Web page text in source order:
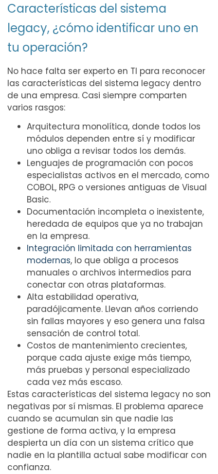
Características del sistema
legacy, ¿cómo identificar uno en
tu operación?
No hace falta ser experto en TI para reconocer
las características del sistema legacy dentro
de una empresa. Casi siempre comparten
varios rasgos:
Arquitectura monolítica, donde todos los
módulos dependen entre sí y modificar
uno obliga a revisar todos los demás.
Lenguajes de programación con pocos
especialistas activos en el mercado, como
COBOL, RPG o versiones antiguas de Visual
Basic.
Documentación incompleta o inexistente,
heredada de equipos que ya no trabajan
en la empresa.
Integración limitada con herramientas
modernas, lo que obliga a procesos
manuales o archivos intermedios para
conectar con otras plataformas.
Alta estabilidad operativa,
paradójicamente. Llevan años corriendo
sin fallas mayores y eso genera una falsa
sensación de control total.
Costos de mantenimiento crecientes,
porque cada ajuste exige más tiempo,
más pruebas y personal especializado
cada vez más escaso.
Estas características del sistema legacy no son
negativas por sí mismas. El problema aparece
cuando se acumulan sin que nadie las
gestione de forma activa, y la empresa
despierta un día con un sistema crítico que
nadie en la plantilla actual sabe modificar con
confianza.